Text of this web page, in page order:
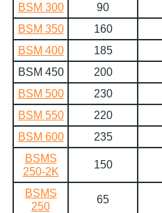
BSM 300
90
BSM 350
160
BSM 400
185
BSM 450
200
BSM 500
230
BSM 550
220
BSM 600
235
BSMS
250-2K
150
BSMS
250
65